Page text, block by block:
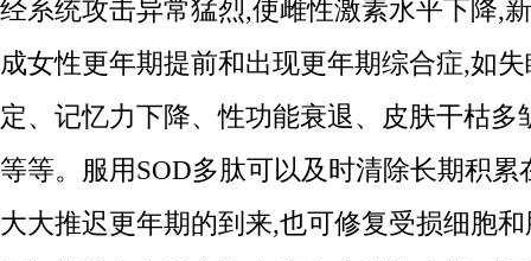
经系统攻击异常猛烈,使雌性激素水平下降,
成女性更年期提前和出现更年期综合症,如
定、记忆力下降、性功能衰退、皮肤干枯多
等等。服用SOD多肽可以及时清除长期积
大大推迟更年期的到来,也可修复受损细胞